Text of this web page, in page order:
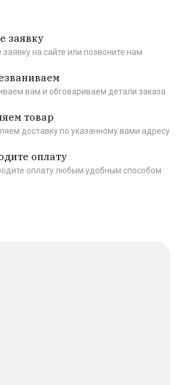
заявку
заявку на сайте или позвоните нам
вам и обговариваем детали заказа
товар
доставку по указанному вами адресу
оплату
оплату любым удобным способом